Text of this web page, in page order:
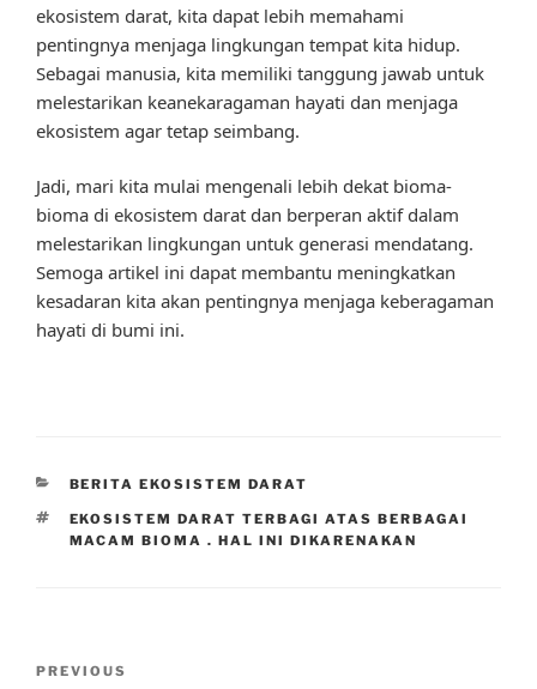
ekosistem darat, kita dapat lebih memahami
pentingnya menjaga lingkungan tempat kita hidup.
Sebagai manusia, kita memiliki tanggung jawab untuk
melestarikan keanekaragaman hayati dan menjaga
ekosistem agar tetap seimbang.
Jadi, mari kita mulai mengenali lebih dekat bioma-
bioma di ekosistem darat dan berperan aktif dalam
melestarikan lingkungan untuk generasi mendatang.
Semoga artikel ini dapat membantu meningkatkan
kesadaran kita akan pentingnya menjaga keberagaman
hayati di bumi ini.
CATEGORIES
BERITA EKOSISTEM DARAT
TAGS
EKOSISTEM DARAT TERBAGI ATAS BERBAGAI
MACAM BIOMA . HAL INI DIKARENAKAN
Previous
PREVIOUS